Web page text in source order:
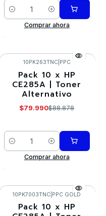
Cantidad
Comprar ahora
-10%
10PK263TNC| PPC
Pack 10 x HP
CE285A | Toner
Alternativo
$79.990$88.878
Cantidad
Comprar ahora
-10%
10PK7003TNC PPC GOLD
Pack 10 x HP